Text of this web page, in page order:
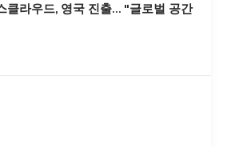
클라우드, 영국 진출… "글로벌 공간